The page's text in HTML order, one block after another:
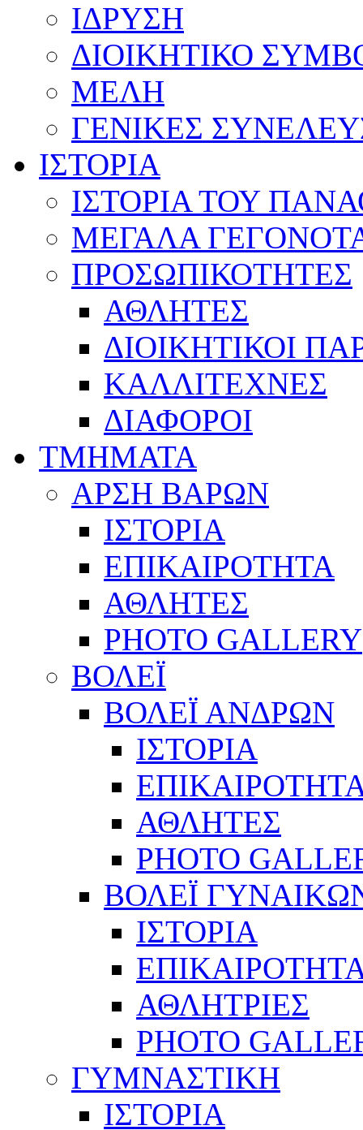
ΙΔΡΥΣΗ
ΔΙΟΙΚΗΤΙΚΟ
ΜΕΛΗ
ΓΕΝΙΚΕΣ
ΙΣΤΟΡΙΑ
ΙΣΤΟΡΙΑ ΤΟΥ
ΜΕΓΑΛΑ
ΠΡΟΣΩΠΙΚΟΤΗΤΕΣ
ΑΘΛΗΤΕΣ
ΔΙΟΙΚΗΤΙΚΟΙ
ΚΑΛΛΙΤΕΧΝΕΣ
ΔΙΑΦΟΡΟΙ
ΤΜΗΜΑΤΑ
ΑΡΣΗ ΒΑΡΩΝ
ΙΣΤΟΡΙΑ
ΕΠΙΚΑΙΡΟΤΗΤΑ
ΑΘΛΗΤΕΣ
PHOTO GALLERY
ΒΟΛΕΪ
ΒΟΛΕΪ ΑΝΔΡΩΝ
ΙΣΤΟΡΙΑ
ΑΘΛΗΤΕΣ
PHOTO
ΒΟΛΕΪ
ΙΣΤΟΡΙΑ
ΑΘΛΗΤΡΙΕΣ
PHOTO
ΓΥΜΝΑΣΤΙΚΗ
ΙΣΤΟΡΙΑ